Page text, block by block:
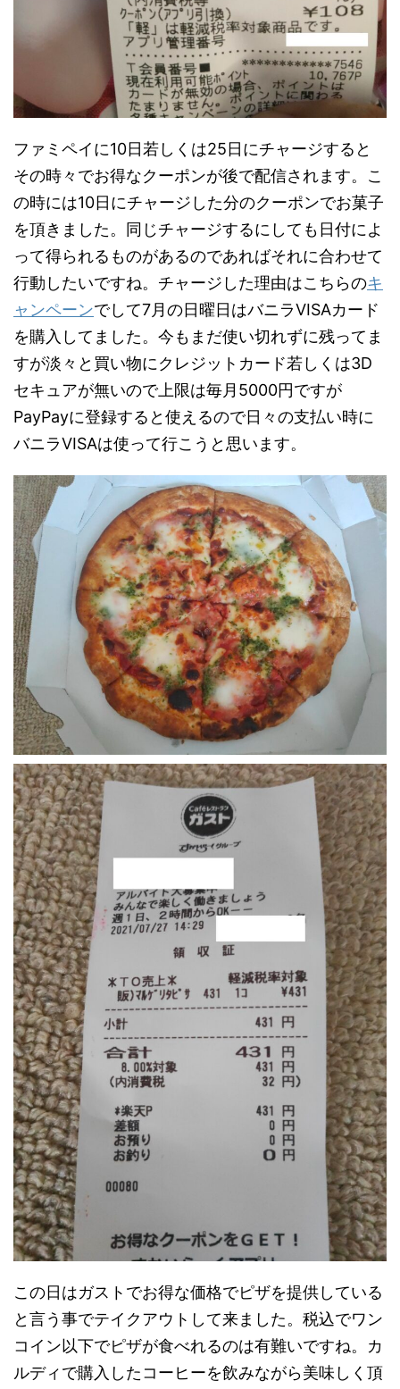
ファミペイに10日若しくは25日にチャージすると
その時々でお得なクーポンが後で配信されます。こ
の時には10日にチャージした分のクーポンでお菓子
を頂きました。同じチャージするにしても日付によ
って得られるものがあるのであればそれに合わせて
行動したいですね。チャージした理由はこちらのキ
ャンペーンでして7月の日曜日はバニラVISAカード
を購入してました。今もまだ使い切れずに残ってま
すが淡々と買い物にクレジットカード若しくは3D
セキュアが無いので上限は毎月5000円ですが
PayPayに登録すると使えるので日々の支払い時に
バニラVISAは使って行こうと思います。
この日はガストでお得な価格でピザを提供している
と言う事でテイクアウトして来ました。税込でワン
コイン以下でピザが食べれるのは有難いですね。カ
ルディで購入したコーヒーを飲みながら美味しく頂